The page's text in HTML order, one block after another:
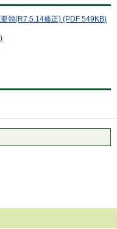
領(R7.5.14修正) (PDF 549KB)